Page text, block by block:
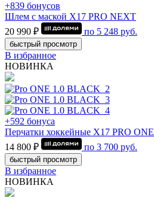
+839 бонусов
Шлем с маской Х17 PRO NEXT
20 990 ₽
по 5 248 руб.
быстрый просмотр
В избранное
НОВИНКА
+592 бонуса
Перчатки хоккейные Х17 PRO ONE
14 800 ₽
по 3 700 руб.
быстрый просмотр
В избранное
НОВИНКА